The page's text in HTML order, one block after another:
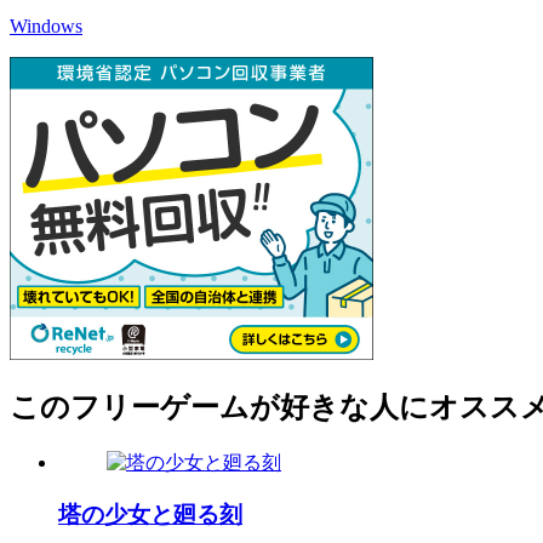
Windows
このフリーゲームが好きな人にオスス
塔の少女と廻る刻